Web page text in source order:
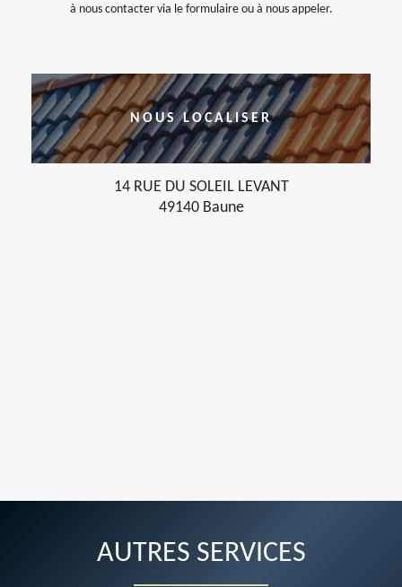
à nous contacter via le formulaire ou à nous appeler.
NOUS LOCALISER
14 RUE DU SOLEIL LEVANT
49140 Baune
AUTRES SERVICES